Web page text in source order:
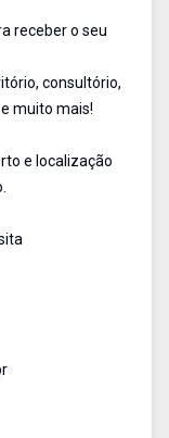
receber o seu
consultório,
muito mais!
e localização